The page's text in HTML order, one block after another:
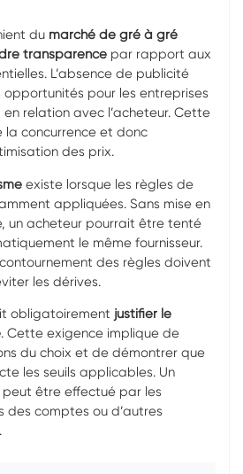
du marché de gré à gré
transparence par rapport aux
L’absence de publicité
pour les entreprises
relation avec l’acheteur. Cette
concurrence et donc
des prix.
existe lorsque les règles de
appliquées. Sans mise en
un acheteur pourrait être tenté
le même fournisseur.
des règles doivent
les dérives.
obligatoirement justifier le
. Cette exigence implique de
du choix et de démontrer que
les seuils applicables. Un
être effectué par les
des comptes ou d’autres